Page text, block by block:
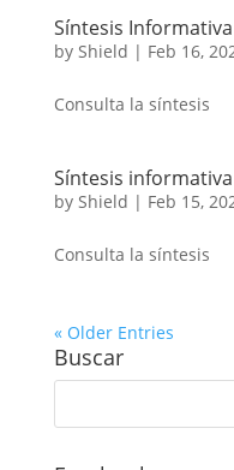
Síntesis
by Shield | Feb 16,
Consulta la síntesis
Síntesis
by Shield | Feb 15,
Consulta la síntesis
« Older Entries
Buscar